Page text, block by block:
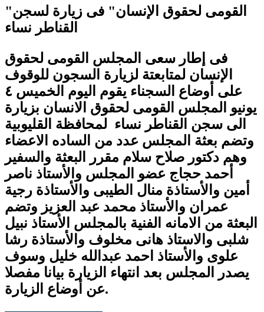
"القومى لحقوق الإنسان" فى زيارة لسجن
القناطر نساء
فى إطار سعى المجلس القومى لحقوق
الإنسان لمتابعتة لزيارة السجون للوقوف
على أوضاع السجناء يقوم اليوم الخميس ٤
يونيو المجلس القومى لحقوق الانسان بزيارة
الى سجن القناطر نساء لمحافظة القليوبية
وتضم بعثة المجلس عدد من الساده الاعضاء
وهم دكتور صلاح سلام مقرر البعثة والسفير
أحمد حجاج عضو المجلس والأستاذ ناصر
أمين والأستاذة منال الطيبى والأستاذة رجية
عمران والأستاذ محمد عبد العزيز وتضم
البعثة من الامانه الفنية بالمجلس الأستاذ نبيل
شلبى والاستاذ هانى مخلوف والأستاذة رشا
علوى والأستاذ احمد عبدالله خليل وسوف
يصدر المجلس بعد انتهاء الزيارة بيانا مفصلا
عن أوضاع الزيارة.